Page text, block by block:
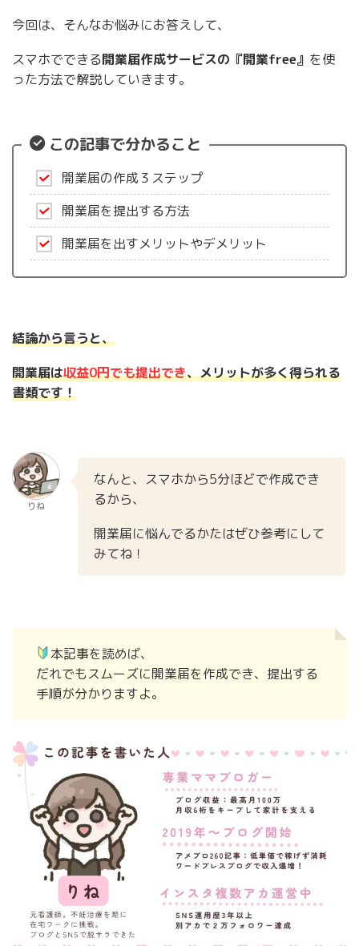
今回は、そんなお悩みにお答えして、
スマホでできる開業届作成サービスの『開業free』 を使
った方法で解説していきます。
この記事で分かること
開業届の作成３ステップ
開業届を提出する方法
開業届を出すメリットやデメリット
結論から言うと、
開業届は収益0円でも提出でき、メリットが多く得られる
書類です！
りね
なんと、スマホから5分ほどで作成でき
るから、
開業届に悩んでるかたはぜひ参考にして
みてね！
本記事を読めば、
だれでもスムーズに開業届を作成でき、提出する
手順が分かりますよ。